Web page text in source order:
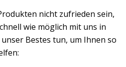
nicht zufrieden sein,
wie möglich mit uns in
Bestes tun, um Ihnen so